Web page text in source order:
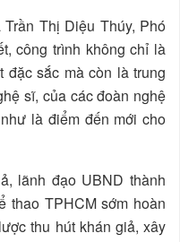
Thị Diệu Thúy, Phó
công trình không chỉ là
đặc sắc mà còn là trung
sĩ, của các đoàn nghệ
là điểm đến mới cho
lãnh đạo UBND thành
thao TPHCM sớm hoàn
thu hút khán giả, xây